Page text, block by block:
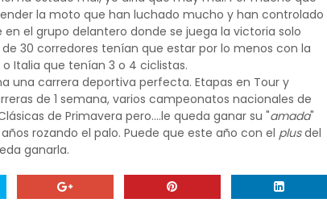
la moto que han luchado mucho y han controlado
el grupo delantero donde se juega la victoria solo
de 30 corredores tenían que estar por lo menos con la
Italia que tenían 3 o 4 ciclistas.
una carrera deportiva perfecta. Etapas en Tour y
de 1 semana, varios campeonatos nacionales de
de Primavera pero....le queda ganar su "amada"
rozando el palo. Puede que este año con el plusdel
ganarla.